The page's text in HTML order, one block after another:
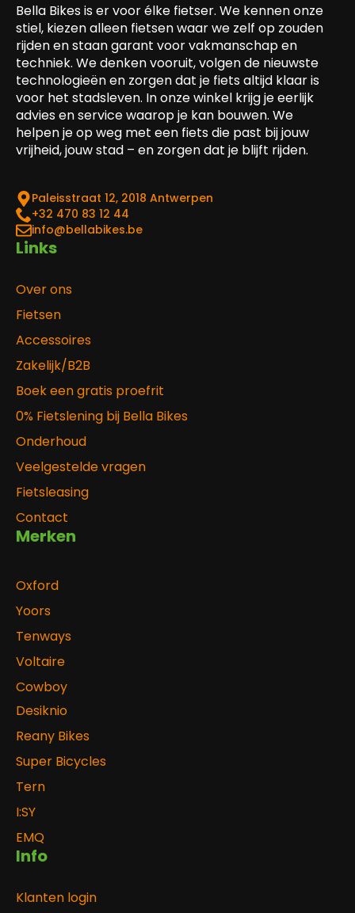
Bella Bikes is er voor élke fietser. We kennen onze
stiel, kiezen alleen fietsen waar we zelf op zouden
rijden en staan garant voor vakmanschap en
techniek. We denken vooruit, volgen de nieuwste
technologieën en zorgen dat je fiets altijd klaar is
voor het stadsleven. In onze winkel krijg je eerlijk
advies en service waarop je kan bouwen. We
helpen je op weg met een fiets die past bij jouw
vrijheid, jouw stad – en zorgen dat je blijft rijden.
Paleisstraat 12, 2018 Antwerpen
‎+32 470 83 12 44
info@bellabikes.be
Links
Over ons
Fietsen
Accessoires
Zakelijk/B2B
Boek een gratis proefrit
0% Fietslening bij Bella Bikes
Onderhoud
Veelgestelde vragen
Fietsleasing
Contact
Merken
Oxford
Yoors
Tenways
Voltaire
Cowboy
Desiknio
Reany Bikes
Super Bicycles
Tern
I:SY
EMQ
Info
Klanten login